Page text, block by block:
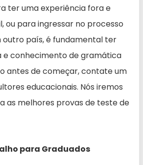
ter uma experiência fora e
ou para ingressar no processo
outro país, é fundamental ter
e conhecimento de gramática
antes de começar, contate um
educacionais. Nós iremos
as melhores provas de teste de
para Graduados